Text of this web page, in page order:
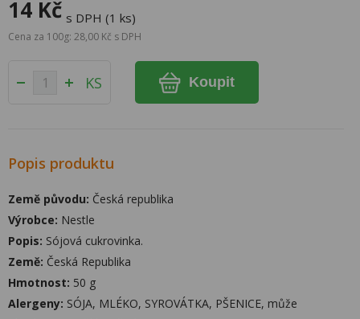
14 Kč s DPH (1 ks)
Cena za 100g: 28,00 Kč s DPH
KS Koupit
Popis produktu
Země původu: Česká republika
Výrobce: Nestle
Popis: Sójová cukrovinka.
Země: Česká Republika
Hmotnost: 50 g
Alergeny: SÓJA, MLÉKO, SYROVÁTKA, PŠENICE, může